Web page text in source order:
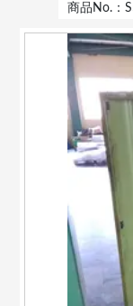
商品No.：